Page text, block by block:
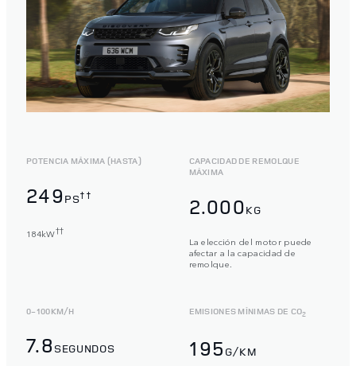
POTENCIA MÁXIMA (HASTA)
249PS††
184kW††
CAPACIDAD DE REMOLQUE
MÁXIMA
2.000KG
La elección del motor puede
afectar a la capacidad de
remolque.
0-100KM/H
7.8 SEGUNDOS
EMISIONES MÍNIMAS DE CO2
195 G/KM